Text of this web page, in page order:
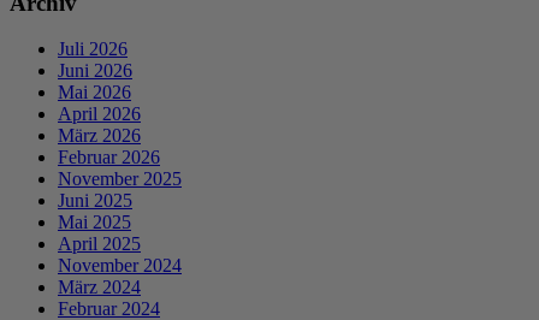
Juli 2026
Juni 2026
Mai 2026
April 2026
März 2026
Februar 2026
November 2025
Juni 2025
Mai 2025
April 2025
November 2024
März 2024
Februar 2024